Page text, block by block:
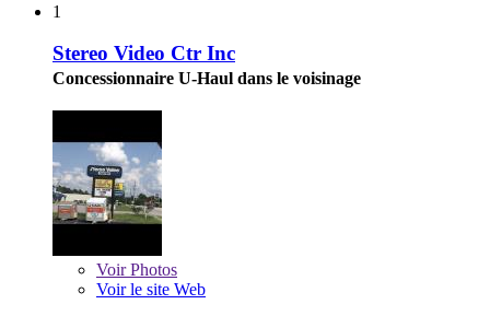
1
Stereo Video Ctr Inc
Concessionnaire U-Haul dans le voisinage
VoirPhotos
Voir le site Web